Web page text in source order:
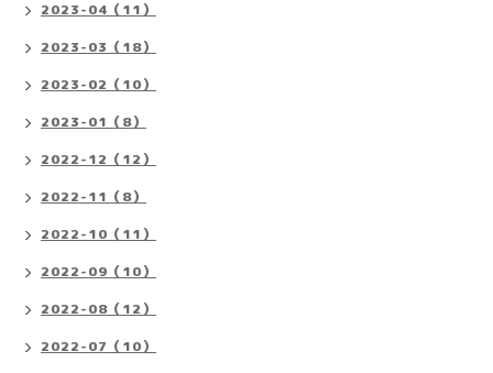
2023-04（11）
2023-03（18）
2023-02（10）
2023-01（8）
2022-12（12）
2022-11（8）
2022-10（11）
2022-09（10）
2022-08（12）
2022-07（10）